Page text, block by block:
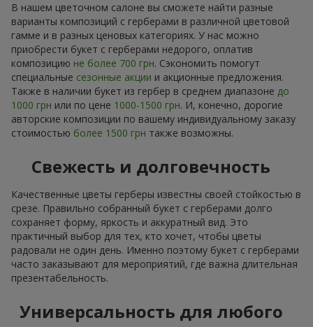
В нашем цветочном салоне вы сможете найти разные
варианты композиций с герберами в различной цветовой
гамме и в разных ценовых категориях. У нас можно
приобрести букет с герберами недорого, оплатив
композицию не более 700 грн. Сэкономить помогут
специальные сезонные акции и акционные предложения.
Также в наличии букет из гербер в среднем диапазоне до
1000 грн или по цене 1000-1500 грн. И, конечно, дорогие
авторские композиции по вашему индивидуальному заказу
стоимостью более 1500 грн также возможны.
Свежесть и долговечность
Качественные цветы герберы известны своей стойкостью в
срезе. Правильно собранный букет с герберами долго
сохраняет форму, яркость и аккуратный вид. Это
практичный выбор для тех, кто хочет, чтобы цветы
радовали не один день. Именно поэтому букет с герберами
часто заказывают для мероприятий, где важна длительная
презентабельность.
Универсальность для любого